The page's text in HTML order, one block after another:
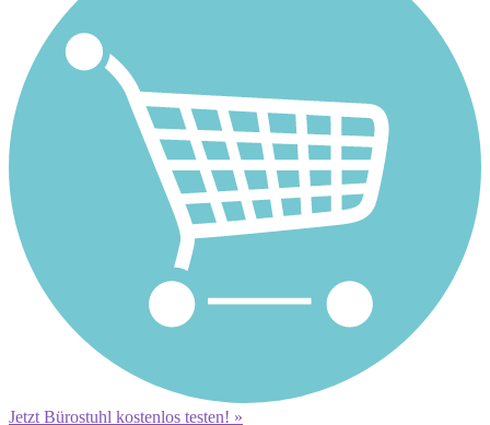
Jetzt Bürostuhl kostenlos testen! »